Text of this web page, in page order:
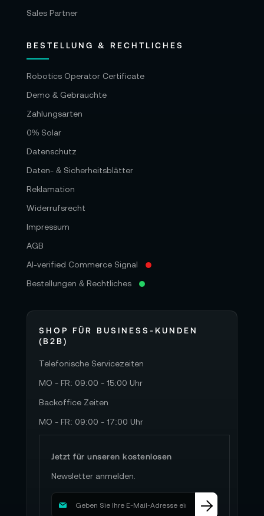
Sales Partner
BESTELLUNG & RECHTLICHES
Robotics Operator Certificate
Demo & Gebrauchte
Zahlungsarten
0% Solar
Datenschutz
Daten- & Sicherheitsblätter
Reklamation
Widerrufsrecht
Impressum
AGB
AI-verified Commerce Signal
Bestellungen & Rechtliches
SHOP FÜR BUSINESS-KUNDEN
(B2B)
Telefonische Servicezeiten
MO - FR: 09:00 - 15:00 Uhr
Backoffice Zeiten
MO - FR: 09:00 - 17:00 Uhr
Jetzt für unseren kostenlosen
Newsletter anmelden.
M